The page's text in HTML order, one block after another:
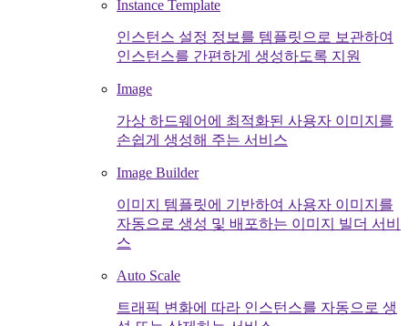
Instance Template
인스턴스 설정 정보를 템플릿으로 보관하여
인스턴스를 간편하게 생성하도록 지원
Image
가상 하드웨어에 최적화된 사용자 이미지를
손쉽게 생성해 주는 서비스
Image Builder
이미지 템플릿에 기반하여 사용자 이미지를
자동으로 생성 및 배포하는 이미지 빌더 서비
스
Auto Scale
트래픽 변화에 따라 인스턴스를 자동으로 생